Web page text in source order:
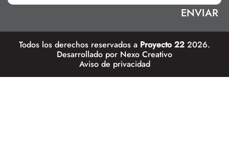
Todos los derechos reservados a Proyecto 22 2026.
Desarrollado por Nexo Creativo
Aviso de privacidad